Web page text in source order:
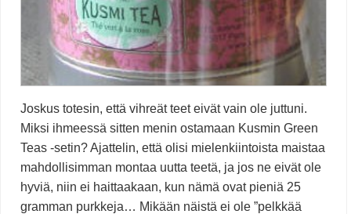
Joskus totesin, että vihreät teet eivät vain ole juttuni.
Miksi ihmeessä sitten menin ostamaan Kusmin Green
Teas -setin? Ajattelin, että olisi mielenkiintoista maistaa
mahdollisimman montaa uutta teetä, ja jos ne eivät ole
hyviä, niin ei haittaakaan, kun nämä ovat pieniä 25
gramman purkkeja… Mikään näistä ei ole ”pelkkää